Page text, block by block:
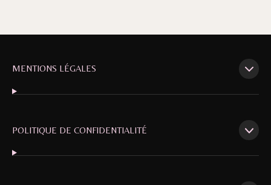
MENTIONS LÉGALES
POLITIQUE DE CONFIDENTIALITÉ